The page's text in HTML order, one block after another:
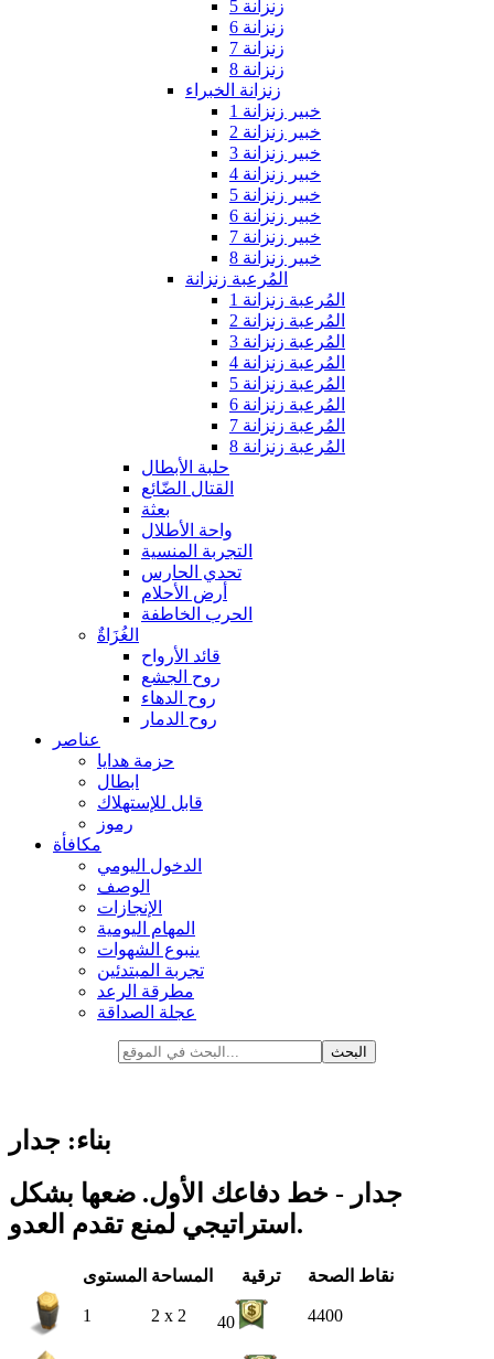
زنزانة 5
زنزانة 6
زنزانة 7
زنزانة 8
زنزانة الخبراء
خبير زنزانة 1
خبير زنزانة 2
خبير زنزانة 3
خبير زنزانة 4
خبير زنزانة 5
خبير زنزانة 6
خبير زنزانة 7
خبير زنزانة 8
المُرعبة زنزانة
المُرعبة زنزانة 1
المُرعبة زنزانة 2
المُرعبة زنزانة 3
المُرعبة زنزانة 4
المُرعبة زنزانة 5
المُرعبة زنزانة 6
المُرعبة زنزانة 7
المُرعبة زنزانة 8
حلبة الأبطال
القتال الضّائع
بعثة
واحة الأطلال
التجربة المنسية
تحدي الحارس
أرض الأحلام
الحرب الخاطفة
الغُزَاةٌ
قائد الأرواح
روح الجشع
روح الدهاء
روح الدمار
عناصر
حزمة هدايا
ابطال
قابل للإستهلاك
رموز
مكافأة
الدخول اليومي
الوصف
الإنجازات
المهام اليومية
ينبوع الشهوات
تجربة المبتدئين
مطرقة الرعد
عجلة الصداقة
بناء: جدار
جدار - خط دفاعك الأول. ضعها بشكل
استراتيجي لمنع تقدم العدو.
المستوى المساحة ترقية نقاط الصحة
1 2 x 2 40 4400